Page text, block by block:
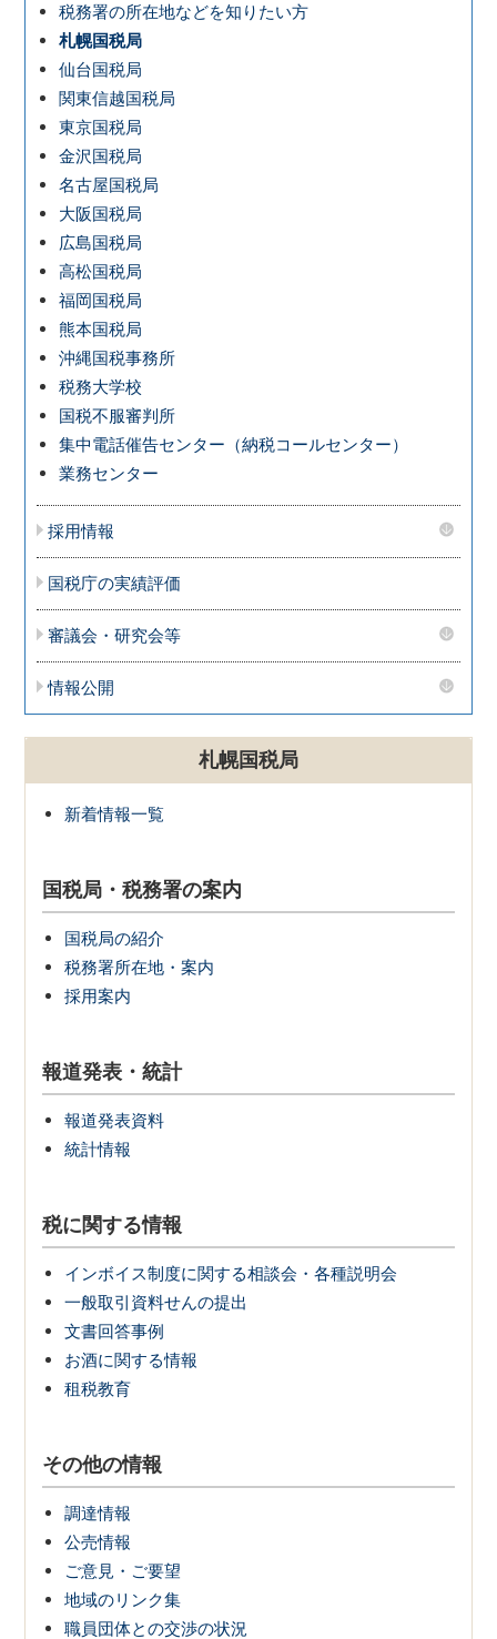
税務署の所在地などを知りたい方
札幌国税局
仙台国税局
関東信越国税局
東京国税局
金沢国税局
名古屋国税局
大阪国税局
広島国税局
高松国税局
福岡国税局
熊本国税局
沖縄国税事務所
税務大学校
国税不服審判所
集中電話催告センター（納税コールセンター）
業務センター
採用情報
国税庁の実績評価
審議会・研究会等
情報公開
札幌国税局
新着情報一覧
国税局・税務署の案内
国税局の紹介
税務署所在地・案内
採用案内
報道発表・統計
報道発表資料
統計情報
税に関する情報
インボイス制度に関する相談会・各種説明会
一般取引資料せんの提出
文書回答事例
お酒に関する情報
租税教育
その他の情報
調達情報
公売情報
ご意見・ご要望
地域のリンク集
職員団体との交渉の状況